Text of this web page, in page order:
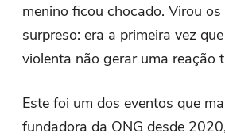
menino ficou chocado. Virou
surpreso: era a primeira vez
violenta não gerar uma reação
Este foi um dos eventos que
fundadora da ONG desde